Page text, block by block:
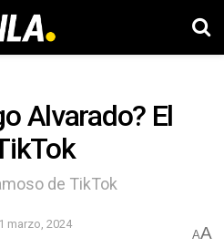
Alvarado? El
de TikTok
1 marzo, 2024
AA